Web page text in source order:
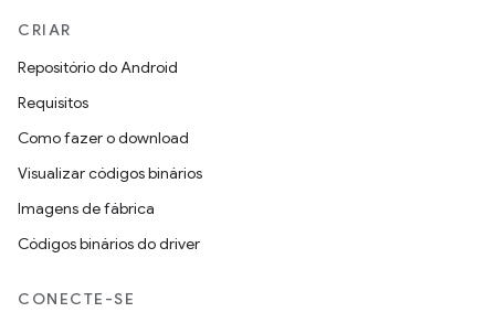
CRIAR
Repositório do Android
Requisitos
Como fazer o download
Visualizar códigos binários
Imagens de fábrica
Códigos binários do driver
CONECTE-SE